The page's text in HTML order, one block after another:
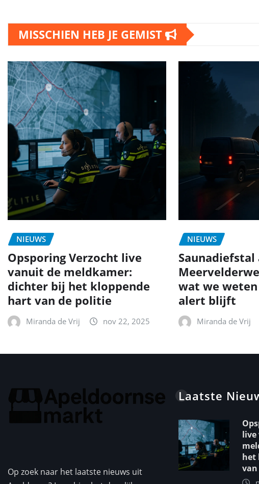
MISSCHIEN HEB JE GEMIST
NIEUWS
Opsporing Verzocht live
vanuit de meldkamer:
dichter bij het kloppende
hart van de politie
Miranda de Vrij nov 22, 2025
NIEUWS
Saunadiefstal
wat we
alert blijft
Miranda de Vrij
Op zoek naar het laatste nieuws uit
Laatste
live
het